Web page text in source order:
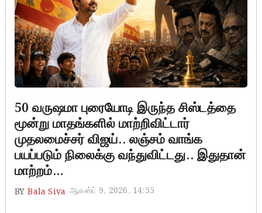
50 வருஷமா புரையோடி இருந்த சிஸ்டத்தை
மூன்று மாதங்களில் மாற்றிவிட்டார்
முதலமைச்சர் விஜய்.. லஞ்சம் வாங்க
பயப்படும் நிலைக்கு வந்துவிட்டது.. இதுதான்
மாற்றம்…
BY Bala Siva ஆகஸ்ட் 9, 2026, 14:55